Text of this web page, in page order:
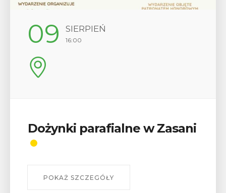
09 SIERPIEŃ
16:00
Dożynki parafialne w Zasani
POKAŻ SZCZEGÓŁY